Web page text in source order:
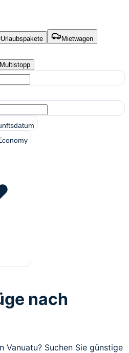
Urlaubspakete
Mietwagen
Multistopp
nach
Vanuatu? Suchen Sie günstige